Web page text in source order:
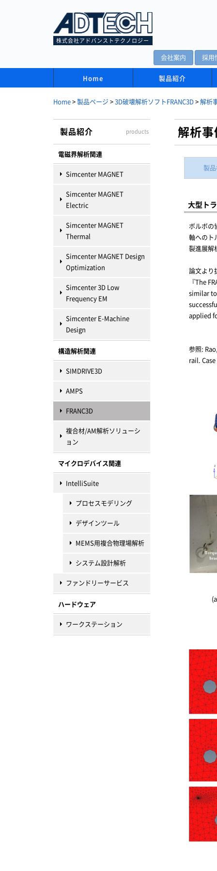
株式会社アドバンストテクノロジー
会社案内 採用
Home 製品紹介
Home > 製品ページ > 3D破壊解析ソフトFRANC3D > 解析
製品紹介 products
電磁界解析関連
Simcenter MAGNET
Simcenter MAGNET
Electric
Simcenter MAGNET
Thermal
Simcenter MAGNET Design
Optimization
Simcenter 3D Low
Frequency EM
Simcenter E-Machine
Design
構造解析関連
SIMDRIVE3D
AMPS
FRANC3D
複合材/AM解析ソリューシ
ョン
マイクロデバイス関連
IntelliSuite
プロセスモデリング
デザインツール
MEMS用複合物理場解析
システム設計解析
ファンドリーサービス
ハードウェア
ワークステーション
解析
製
大型ト
ボルボの
軸へのト
裂進展解
論文より
『The
similar
applied
参照:
rail.